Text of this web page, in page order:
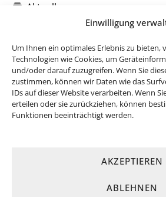
Einwilligung
Um Ihnen ein optimales Erlebnis zu bieten,
Technologien wie Cookies, um
und/oder darauf zuzugreifen. Wenn Sie
zustimmen, können wir Daten wie das
IDs auf dieser Website verarbeiten. Wenn
erteilen oder sie zurückziehen, können
Funktionen beeinträchtigt werden.
AKZEPTIEREN
ABLEHNEN
Aktuelles